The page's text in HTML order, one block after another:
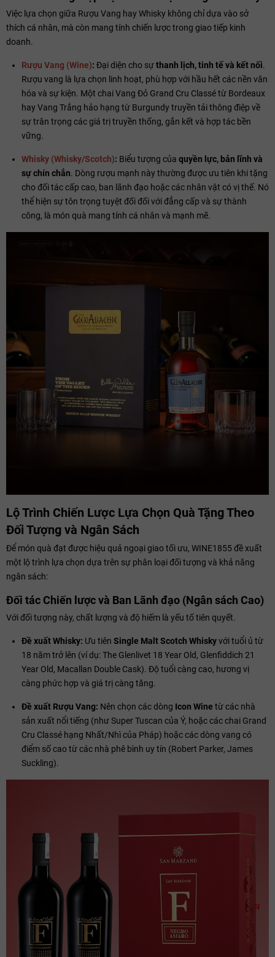
Việc lựa chọn giữa Rượu Vang hay Whisky không chỉ dựa vào sở
thích cá nhân, mà còn mang tính chiến lược trong giao tiếp kinh
doanh.
Rượu Vang (Wine): Đại diện cho sựthanh lịch, tinh tế và kết nối.
Rượu vang là lựa chọn linh hoạt, phù hợp với hầu hết các nền văn
hóa và sự kiện. Một chai Vang Đỏ Grand Cru Classé từ Bordeaux
hay Vang Trắng hảo hạng từ Burgundy truyền tải thông điệp về
sự trân trọng các giá trị truyền thống, gắn kết và hợp tác bền
vững.
Whisky (Whisky/Scotch): Biểu tượng của quyền lực, bản lĩnh và
sự chín chắn. Dòng rượu mạnh này thường được ưu tiên khi tặng
cho đối tác cấp cao, ban lãnh đạo hoặc các nhân vật có vị thế. Nó
thể hiện sự tôn trọng tuyệt đối đối với đẳng cấp và sự thành
công, là món quà mang tính cá nhân và mạnh mẽ.
Lộ Trình Chiến Lược Lựa Chọn Quà Tặng Theo
Đối Tượng và Ngân Sách
Để món quà đạt được hiệu quả ngoại giao tối ưu, WINE1855 đề xuất
một lộ trình lựa chọn dựa trên sự phân loại đối tượng và khả năng
ngân sách:
Đối tác Chiến lược và Ban Lãnh đạo (Ngân sách Cao)
Với đối tượng này, chất lượng và độ hiếm là yếu tố tiên quyết.
Đề xuất Whisky: Ưu tiên Single Malt Scotch Whiskyvới tuổi ủ từ
18 năm trở lên (ví dụ: The Glenlivet 18 Year Old, Glenfiddich 21
Year Old, Macallan Double Cask). Độ tuổi càng cao, hương vị
càng phức hợp và giá trị càng tăng.
Đề xuất Rượu Vang: Nên chọn các dòng Icon Wine từ các nhà
sản xuất nổi tiếng (như Super Tuscan của Ý, hoặc các chai Grand
Cru Classé hạng Nhất/Nhì của Pháp) hoặc các dòng vang có
điểm số cao từ các nhà phê bình uy tín (Robert Parker, James
Suckling).